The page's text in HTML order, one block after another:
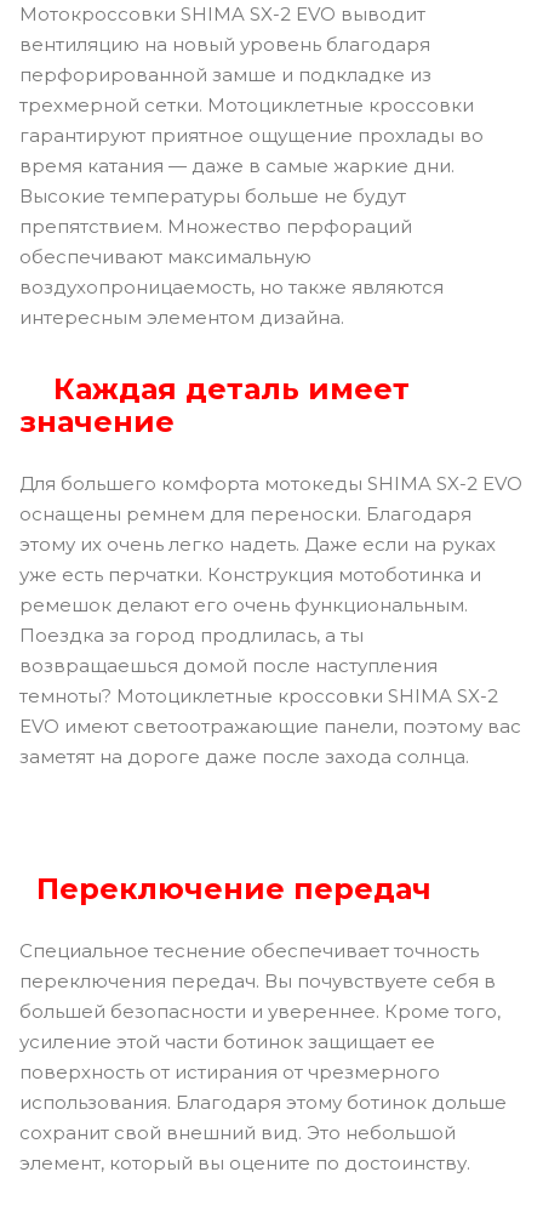
Мотокроссовки SHIMA SX-2 EVO выводит
вентиляцию на новый уровень благодаря
перфорированной замше и подкладке из
трехмерной сетки. Мотоциклетные кроссовки
гарантируют приятное ощущение прохлады во
время катания — даже в самые жаркие дни.
Высокие температуры больше не будут
препятствием. Множество перфораций
обеспечивают максимальную
воздухопроницаемость, но также являются
интересным элементом дизайна.
Каждая деталь имеет
значение
Для большего комфорта мотокеды SHIMA SX-2 EVO
оснащены ремнем для переноски. Благодаря
этому их очень легко надеть. Даже если на руках
уже есть перчатки. Конструкция мотоботинка и
ремешок делают его очень функциональным.
Поездка за город продлилась, а ты
возвращаешься домой после наступления
темноты? Мотоциклетные кроссовки SHIMA SX-2
EVO имеют светоотражающие панели, поэтому вас
заметят на дороге даже после захода солнца.
Переключение передач
Специальное теснение обеспечивает точность
переключения передач. Вы почувствуете себя в
большей безопасности и увереннее. Кроме того,
усиление этой части ботинок защищает ее
поверхность от истирания от чрезмерного
использования. Благодаря этому ботинок дольше
сохранит свой внешний вид. Это небольшой
элемент, который вы оцените по достоинству.